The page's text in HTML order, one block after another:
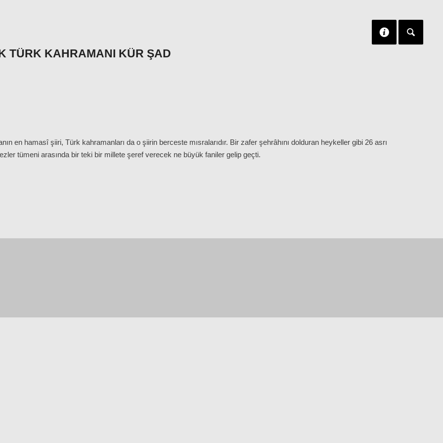
TÜRK KAHRAMANI KÜR ŞAD
en hamasî şiiri, Türk kahramanları da o şiirin berceste mısralarıdır. Bir zafer şehrâhını dolduran heykeller gibi 26 asrı
tümeni arasında bir teki bir millete şeref verecek ne büyük faniler gelip geçti.